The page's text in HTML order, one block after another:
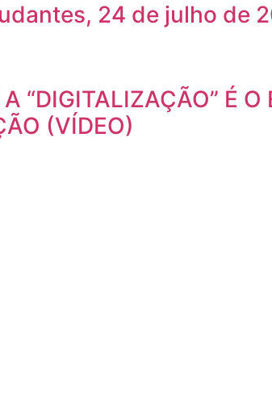
24 de julho de
“DIGITALIZAÇÃO” É O
(VÍDEO)